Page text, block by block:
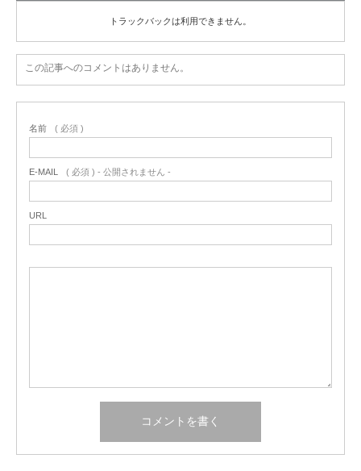
トラックバックは利用できません。
この記事へのコメントはありません。
名前 ( 必須 )
E-MAIL ( 必須 ) - 公開されません -
URL